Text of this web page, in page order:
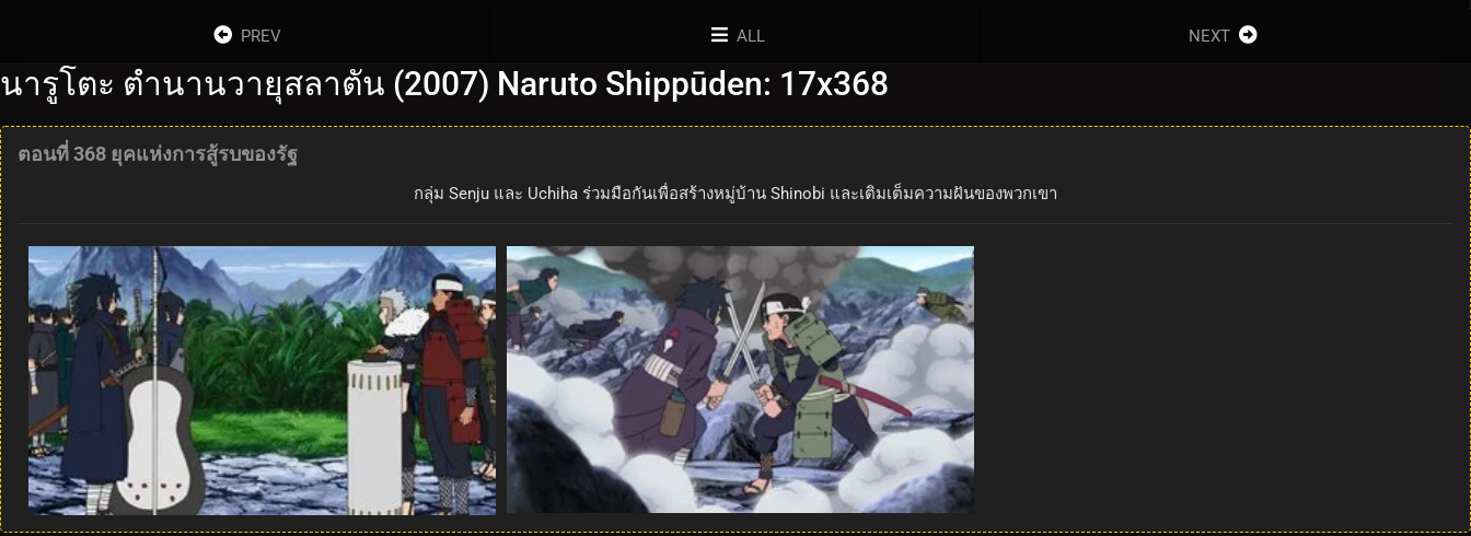
PREV ALL NEXT
นารูโตะ ตำนานวายุสลาตัน (2007) Naruto Shippūden: 17x368
ตอนที่ 368 ยุคแห่งการสู้รบของรัฐ
กลุ่ม Senju และ Uchiha ร่วมมือกันเพื่อสร้างหมู่บ้าน Shinobi และเติมเต็มความฝันของพวกเขา